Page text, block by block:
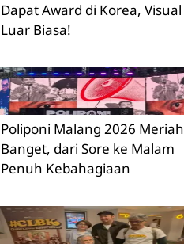
Dapat Award di Korea, Visual
Luar Biasa!
Poliponi Malang 2026 Meriah
Banget, dari Sore ke Malam
Penuh Kebahagiaan